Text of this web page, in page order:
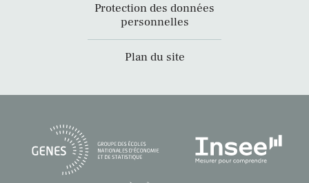
Protection des données
personnelles
Plan du site